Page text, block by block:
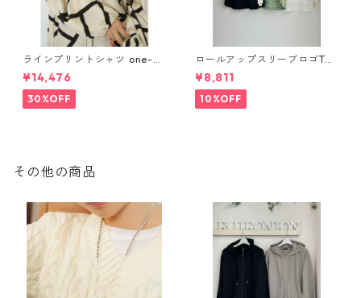
ラインプリントシャツ one-pi
ece CHIGNON 5961- 019 kk
2602b
¥14,476
30%OFF
ロールアップスリーブロゴTシ
ャツ 612 - 85780 cloche
¥8,811
10%OFF
その他の商品